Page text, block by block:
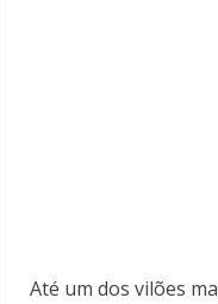
Até um dos vilões